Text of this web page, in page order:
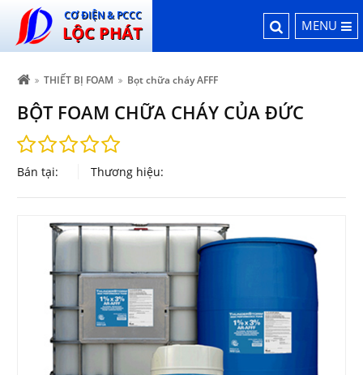
CƠ ĐIỆN & PCCC
LỘC PHÁT MENU
THIẾT BỊ FOAM Bọt chữa cháy AFFF
BỘT FOAM CHỮA CHÁY CỦA ĐỨC
Bán tại: Thương hiệu: